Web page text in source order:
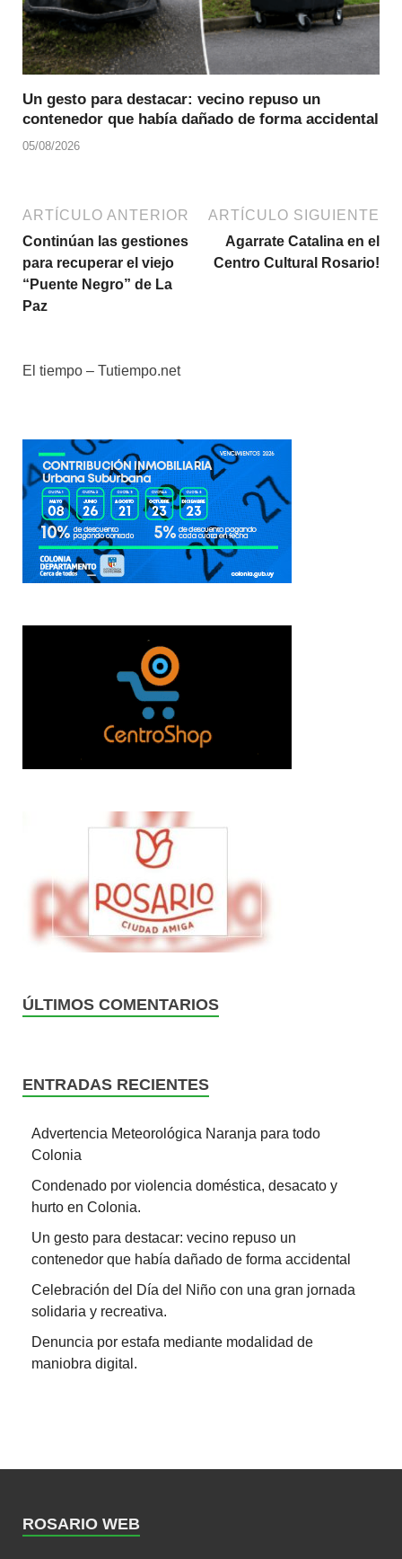
Un gesto para destacar: vecino repuso un
contenedor que había dañado de forma accidental
05/08/2026
ARTÍCULO ANTERIOR
Continúan las gestiones
para recuperar el viejo
“Puente Negro” de La
Paz
ARTÍCULO SIGUIENTE
Agarrate Catalina en el
Centro Cultural Rosario!
El tiempo – Tutiempo.net
ÚLTIMOS COMENTARIOS
ENTRADAS RECIENTES
Advertencia Meteorológica Naranja para todo
Colonia
Condenado por violencia doméstica, desacato y
hurto en Colonia.
Un gesto para destacar: vecino repuso un
contenedor que había dañado de forma accidental
Celebración del Día del Niño con una gran jornada
solidaria y recreativa.
Denuncia por estafa mediante modalidad de
maniobra digital.
ROSARIO WEB